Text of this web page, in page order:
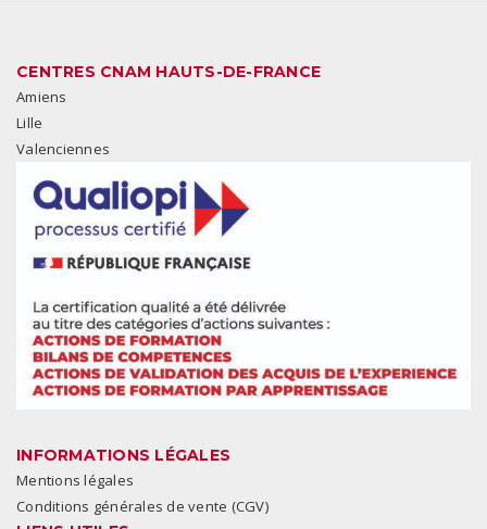
CENTRES CNAM HAUTS-DE-FRANCE
Amiens
Lille
Valenciennes
INFORMATIONS LÉGALES
Mentions légales
Conditions générales de vente (CGV)